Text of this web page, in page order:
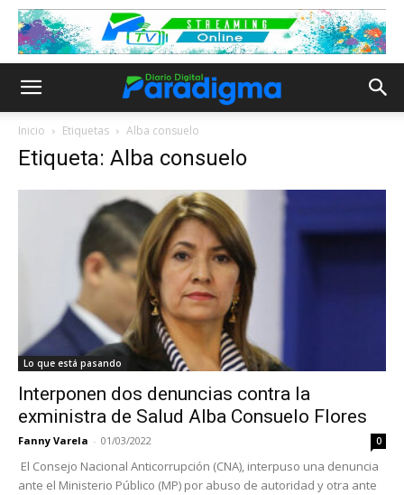
Inicio Etiquetas Alba consuelo
Etiqueta: Alba consuelo
Lo que está pasando
Interponen dos denuncias contra la
exministra de Salud Alba Consuelo Flores
Fanny Varela - 01/03/2022 0
El Consejo Nacional Anticorrupción (CNA), interpuso una denuncia
ante el Ministerio Público (MP) por abuso de autoridad y otra ante